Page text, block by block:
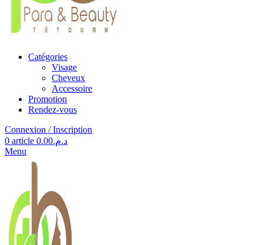
Catégories
Visage
Cheveux
Accessoire
Promotion
Rendez-vous
Connexion / Inscription
0 article د.م.0.00
Menu